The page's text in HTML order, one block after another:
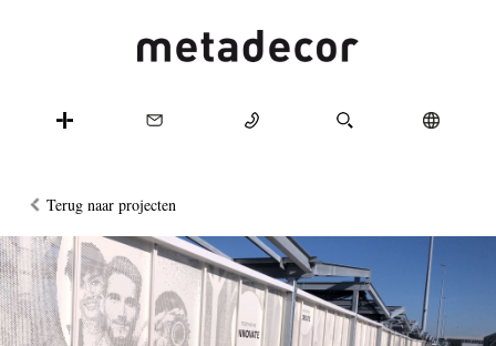
Terug naar projecten